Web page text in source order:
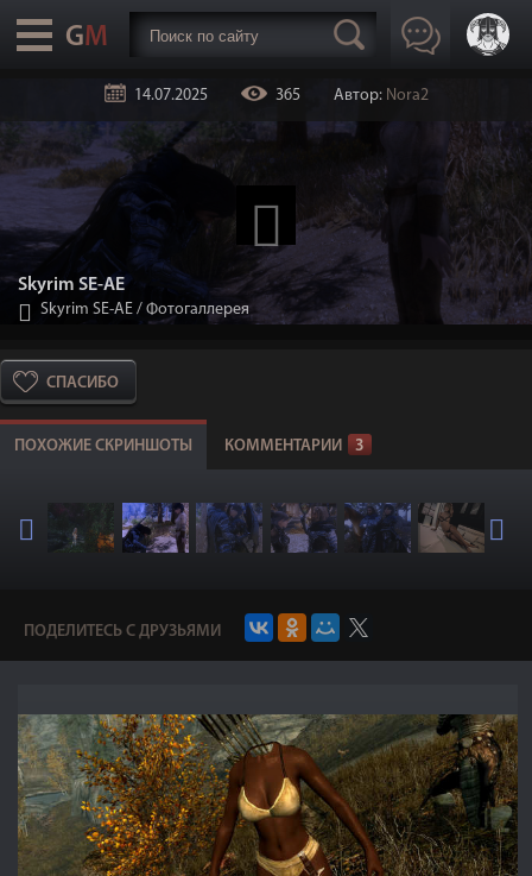
14.07.2025 365 Автор: Nora2
Skyrim SE-AE
Skyrim SE-АЕ / Фотогаллерея
СПАСИБО
ПОХОЖИЕ СКРИНШОТЫ КОММЕНТАРИИ 3
ПОДЕЛИТЕСЬ С ДРУЗЬЯМИ